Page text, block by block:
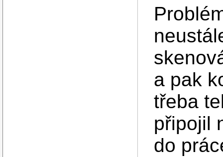
a pak
třeba
připojil
do